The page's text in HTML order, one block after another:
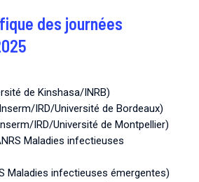
des journées
de Kinshasa/INRB)
IRD/Université de Bordeaux)
IRD/Université de Montpellier)
Maladies infectieuses
Maladies infectieuses émergentes)